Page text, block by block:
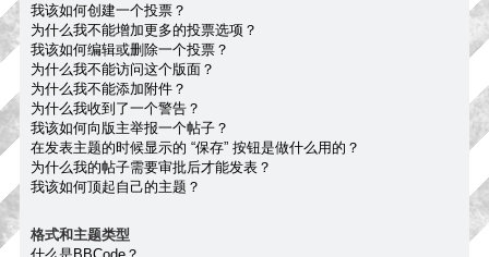
我该如何创建一个投票？
为什么我不能增加更多的投票选项？
我该如何编辑或删除一个投票？
为什么我不能访问这个版面？
为什么我不能添加附件？
为什么我收到了一个警告？
我该如何向版主举报一个帖子？
在发表主题的时候显示的 “保存” 按钮是做什么用的？
为什么我的帖子需要审批后才能发表？
我该如何顶起自己的主题？
格式和主题类型